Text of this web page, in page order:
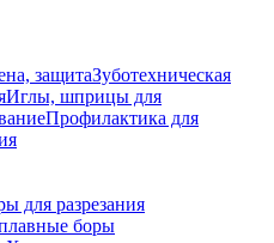
защитаЗуботехническая
Иглы, шприцы для
Профилактика для
для разрезания
боры